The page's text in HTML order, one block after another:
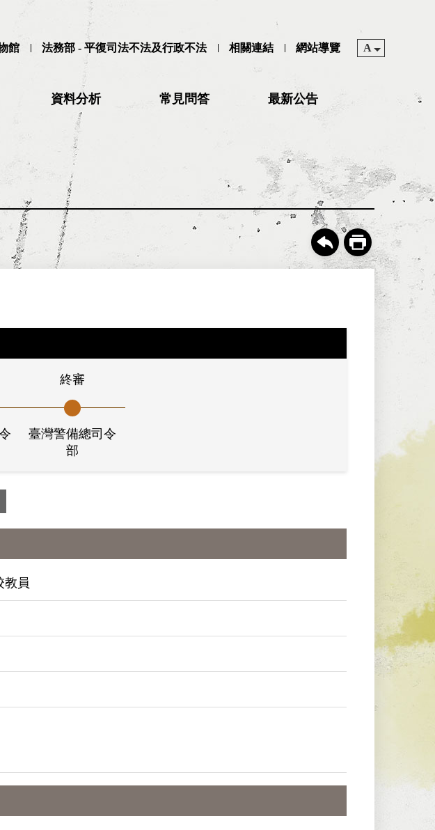
館 法務部 - 平復司法不法及行政不法 相關連結 網站導覽 A
資料分析 常見問答 最新公告
終審
臺灣警備總司令
部
教員